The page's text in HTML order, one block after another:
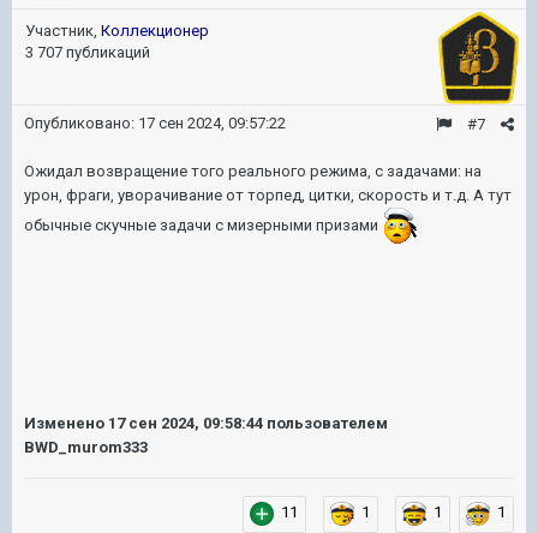
Участник, Коллекционер
3 707 публикаций
#7
Опубликовано: 17 сен 2024, 09:57:22
Ожидал возвращение того реального режима, с задачами: на
урон, фраги, уворачивание от торпед, цитки, скорость и т.д. А тут
обычные скучные задачи с мизерными призами
Изменено 17 сен 2024, 09:58:44 пользователем
BWD_murom333
11 1 1 1